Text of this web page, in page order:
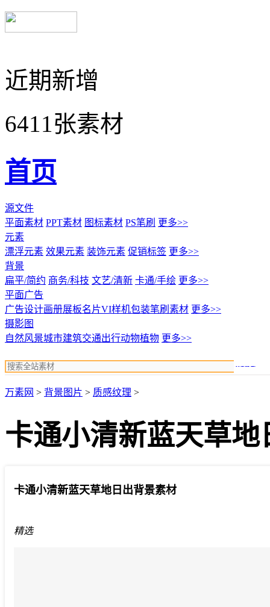
近期新增
6411张素材
首页
源文件
平面素材 PPT素材 图标素材 PS笔刷 更多>>
元素
漂浮元素 效果元素 装饰元素 促销标签 更多>>
背景
扁平/简约 商务/科技 文艺/清新 卡通/手绘 更多>>
平面广告
广告设计画册展板名片VI样机包装笔刷素材 更多>>
摄影图
自然风景城市建筑交通出行动物植物 更多>>
万素网 > 背景图片 > 质感纹理 >
卡通小清新蓝天草
卡通小清新蓝天草地日出背景素材
精选